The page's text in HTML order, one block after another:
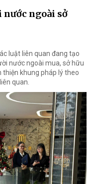
ngoài sở
luật liên quan đang tạo
nước ngoài mua, sở hữu
thiện khung pháp lý theo
quan.